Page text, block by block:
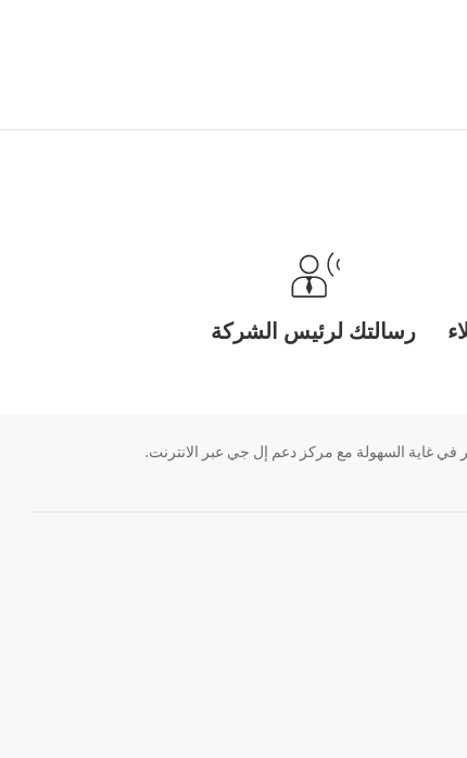
رسالتك لرئيس الشركة
غاية السهولة مع مركز دعم إل جي عبر الانترنت.